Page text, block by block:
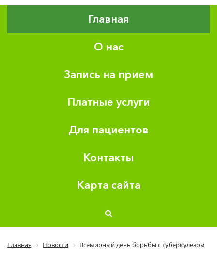
Главная
О нас
Запись на прием
Платные услуги
Для пациентов
Контакты
Карта сайта
Главная Новости Всемирный день борьбы с туберкулезом